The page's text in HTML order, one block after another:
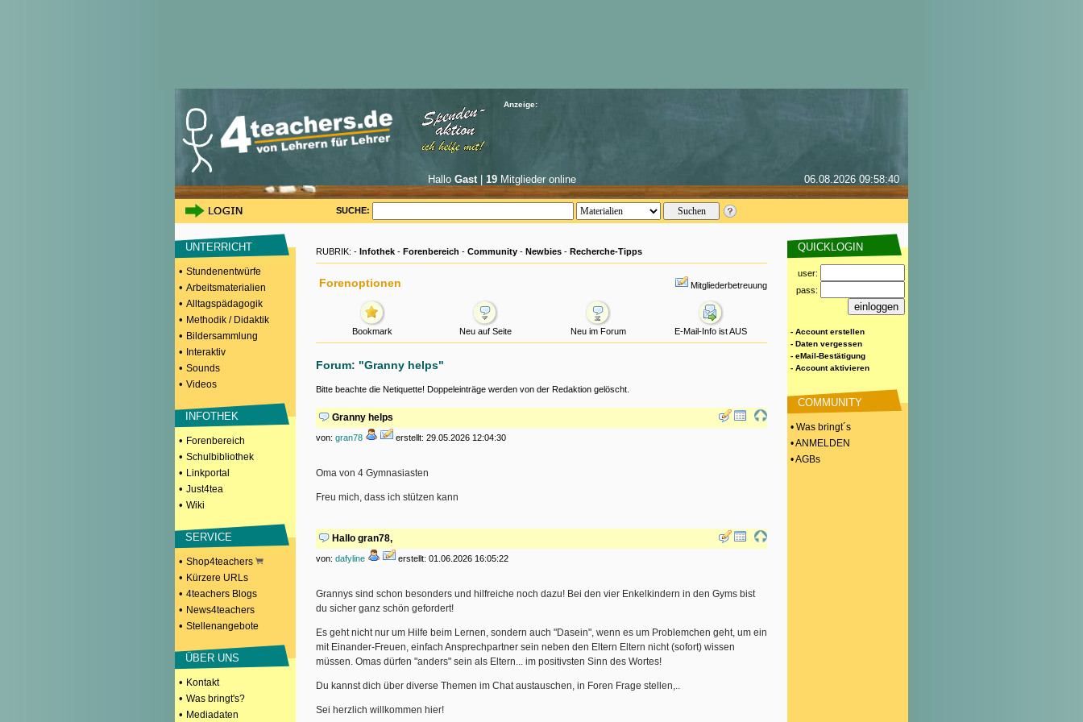
Anzeige:
Hallo Gast| 19 Mitglieder online 06.08.2026 09:58:40
SUCHE:
UNTERRICHT
• Stundenentwürfe
• Arbeitsmaterialien
• Alltagspädagogik
• Methodik / Didaktik
• Bildersammlung
• Interaktiv
• Sounds
• Videos
INFOTHEK
• Forenbereich
• Schulbibliothek
• Linkportal
• Just4tea
• Wiki
SERVICE
• Shop4teachers
• Kürzere URLs
• 4teachers Blogs
• News4teachers
• Stellenangebote
ÜBER UNS
• Kontakt
• Was bringt's?
• Mediadaten
RUBRIK: - Infothek - Forenbereich - Community - Newbies - Recherche-Tipps
Forenoptionen Mitgliederbetreuung
Bookmark Neu auf Seite Neu im Forum E-Mail-Info ist AUS
Forum: "Granny helps"
Bitte beachte die Netiquette! Doppeleinträge werden von der Redaktion gelöscht.
Granny helps
von: gran78 erstellt: 29.05.2026 12:04:30
Oma von 4 Gymnasiasten
Freu mich, dass ich stützen kann
Hallo gran78,
von: dafyline erstellt: 01.06.2026 16:05:22
Grannys sind schon besonders und hilfreiche noch dazu! Bei den vier Enkelkindern in den Gyms bist
du sicher ganz schön gefordert!
Es geht nicht nur um Hilfe beim Lernen, sondern auch "Dasein", wenn es um Problemchen geht, um ein
mit Einander-Freuen, einfach Ansprechpartner sein neben den Eltern Eltern nicht (sofort) wissen
müssen. Omas dürfen "anders" sein als Eltern... im positivsten Sinn des Wortes!
Du kannst dich über diverse Themen im Chat austauschen, in Foren Frage stellen,..
Sei herzlich willkommen hier!
QUICKLOGIN
user:
pass:
- Account erstellen
- Daten vergessen
- eMail-Bestätigung
- Account aktivieren
COMMUNITY
• Was bringt´s
• ANMELDEN
• AGBs